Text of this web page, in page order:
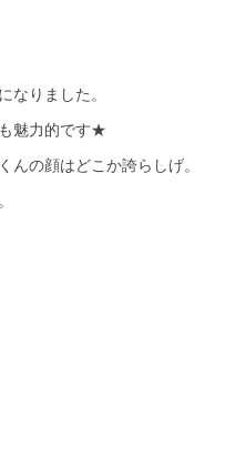
なりました。
魅力的です★
んの顔はどこか誇らしげ。